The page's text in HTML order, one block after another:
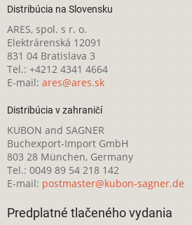
Distribúcia na Slovensku
ARES, spol. s r. o.
Elektrárenská 12091
831 04 Bratislava 3
Tel.: +4212 4341 4664
E-mail: ares@ares.sk
Distribúcia v zahraničí
KUBON and SAGNER
Buchexport-Import GmbH
803 28 München, Germany
Tel.: 0049 89 54 218 142
E-mail: postmaster@kubon-sagner.de
Predplatné tlačeného vydania